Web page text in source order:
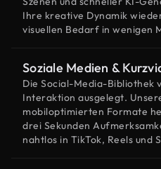
Ihre kreative Dynamik
visuellen Bedarf in wenigen
Soziale Medien &
Die Social-Media-Bibliothek
Interaktion ausgelegt.
mobiloptimierten Formate
drei Sekunden
nahtlos in TikTok, Reels und